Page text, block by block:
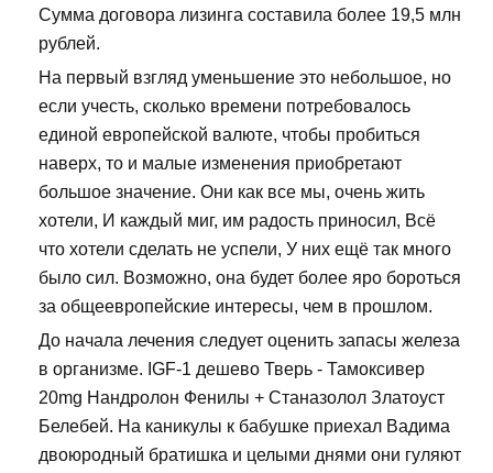
Сумма договора лизинга составила более 19,5 млн
рублей.
На первый взгляд уменьшение это небольшое, но
если учесть, сколько времени потребовалось
единой европейской валюте, чтобы пробиться
наверх, то и малые изменения приобретают
большое значение. Они как все мы, очень жить
хотели, И каждый миг, им радость приносил, Всё
что хотели сделать не успели, У них ещё так много
было сил. Возможно, она будет более яро бороться
за общеевропейские интересы, чем в прошлом.
До начала лечения следует оценить запасы железа
в организме. IGF-1 дешево Тверь - Тамоксивер
20mg Нандролон Фенилы + Станазолол Златоуст
Белебей. На каникулы к бабушке приехал Вадима
двоюродный братишка и целыми днями они гуляют